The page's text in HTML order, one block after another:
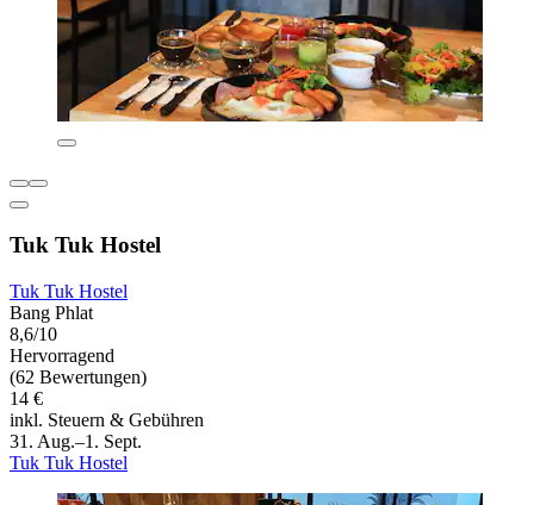
Tuk Tuk Hostel
Tuk Tuk Hostel
Bang Phlat
8,6/10
Hervorragend
(62 Bewertungen)
14 €
inkl. Steuern & Gebühren
31. Aug.–1. Sept.
Tuk Tuk Hostel